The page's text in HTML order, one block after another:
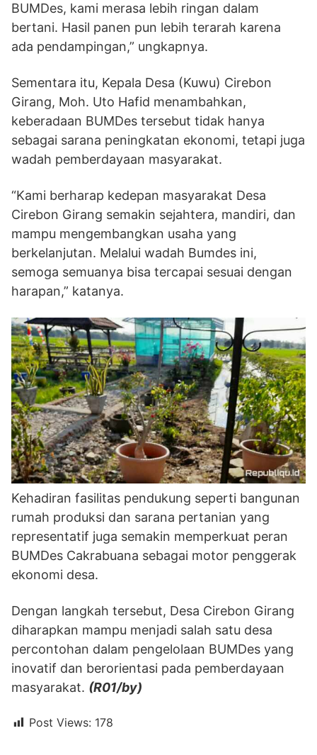
BUMDes, kami merasa lebih ringan dalam
bertani. Hasil panen pun lebih terarah karena
ada pendampingan,” ungkapnya.
Sementara itu, Kepala Desa (Kuwu) Cirebon
Girang, Moh. Uto Hafid menambahkan,
keberadaan BUMDes tersebut tidak hanya
sebagai sarana peningkatan ekonomi, tetapi juga
wadah pemberdayaan masyarakat.
“Kami berharap kedepan masyarakat Desa
Cirebon Girang semakin sejahtera, mandiri, dan
mampu mengembangkan usaha yang
berkelanjutan. Melalui wadah Bumdes ini,
semoga semuanya bisa tercapai sesuai dengan
harapan,” katanya.
Kehadiran fasilitas pendukung seperti bangunan
rumah produksi dan sarana pertanian yang
representatif juga semakin memperkuat peran
BUMDes Cakrabuana sebagai motor penggerak
ekonomi desa.
Dengan langkah tersebut, Desa Cirebon Girang
diharapkan mampu menjadi salah satu desa
percontohan dalam pengelolaan BUMDes yang
inovatif dan berorientasi pada pemberdayaan
masyarakat. (R01/by)
Post Views: 178